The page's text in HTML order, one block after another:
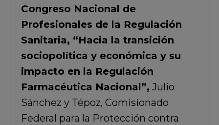
Congreso Nacional de
Profesionales de la Regulación
Sanitaria, “Hacia la transición
sociopolítica y económica y su
impacto en la Regulación
Farmacéutica Nacional”, Julio
Sánchez y Tépoz, Comisionado
Federal para la Protección contra